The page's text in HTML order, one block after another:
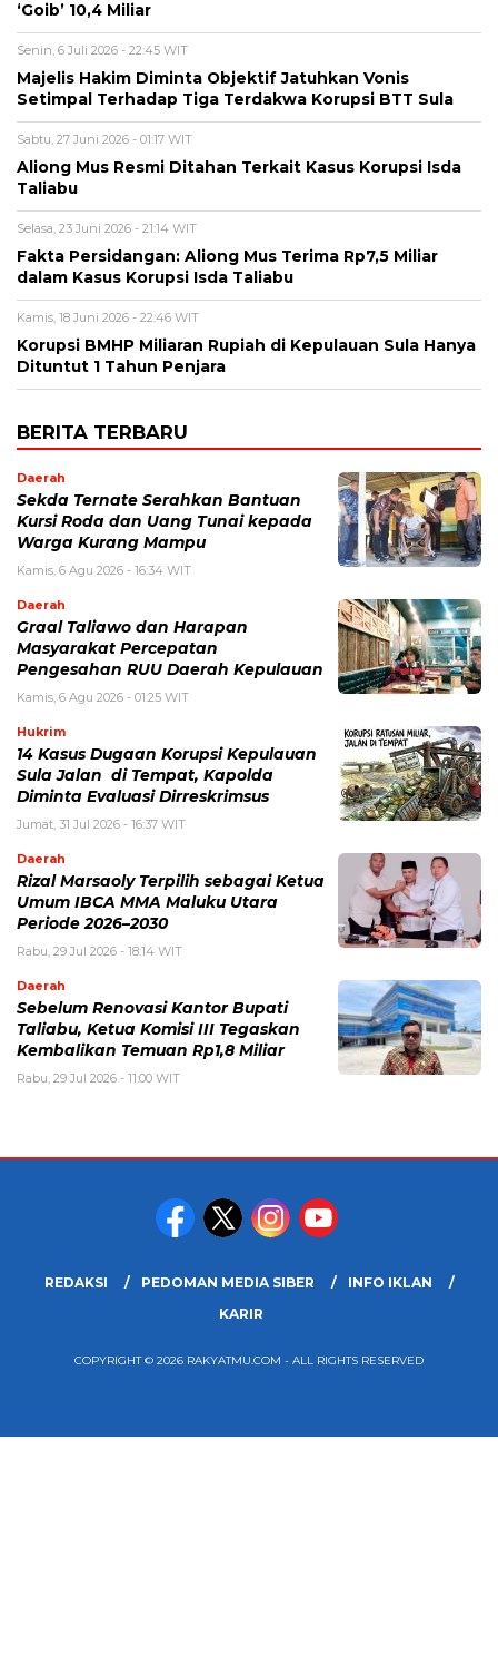
‘Goib’ 10,4 Miliar
Senin, 6 Juli 2026 - 22:45 WIT
Majelis Hakim Diminta Objektif Jatuhkan Vonis
Setimpal Terhadap Tiga Terdakwa Korupsi BTT Sula
Sabtu, 27 Juni 2026 - 01:17 WIT
Aliong Mus Resmi Ditahan Terkait Kasus Korupsi Isda
Taliabu
Selasa, 23 Juni 2026 - 21:14 WIT
Fakta Persidangan: Aliong Mus Terima Rp7,5 Miliar
dalam Kasus Korupsi Isda Taliabu
Kamis, 18 Juni 2026 - 22:46 WIT
Korupsi BMHP Miliaran Rupiah di Kepulauan Sula Hanya
Dituntut 1 Tahun Penjara
BERITA TERBARU
Daerah
Sekda Ternate Serahkan Bantuan
Kursi Roda dan Uang Tunai kepada
Warga Kurang Mampu
Kamis, 6 Agu 2026 - 16:34 WIT
Daerah
Graal Taliawo dan Harapan
Masyarakat Percepatan
Pengesahan RUU Daerah Kepulauan
Kamis, 6 Agu 2026 - 01:25 WIT
Hukrim
14 Kasus Dugaan Korupsi Kepulauan
Sula Jalan di Tempat, Kapolda
Diminta Evaluasi Dirreskrimsus
Jumat, 31 Jul 2026 - 16:37 WIT
Daerah
Rizal Marsaoly Terpilih sebagai Ketua
Umum IBCA MMA Maluku Utara
Periode 2026–2030
Rabu, 29 Jul 2026 - 18:14 WIT
Daerah
Sebelum Renovasi Kantor Bupati
Taliabu, Ketua Komisi III Tegaskan
Kembalikan Temuan Rp1,8 Miliar
Rabu, 29 Jul 2026 - 11:00 WIT
REDAKSI PEDOMAN MEDIA SIBER
INFO IKLAN
KARIR
COPYRIGHT © 2026 RAKYATMU.COM - ALL RIGHTS RESERVED